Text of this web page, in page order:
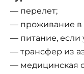
— перелет;
— проживание в
— питание, если
— трансфер из
— медицинская